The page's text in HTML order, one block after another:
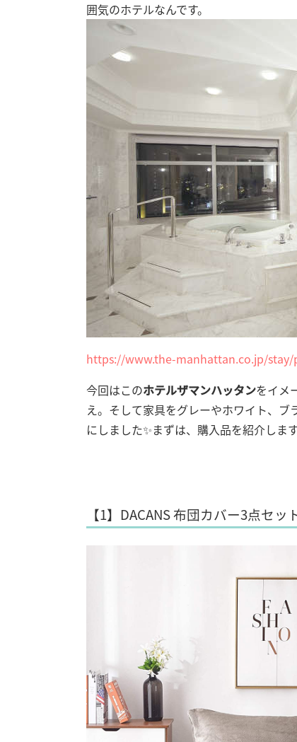
囲気のホテルなんです。
https://www.the-manhattan.co.jp/
今回はこのホテルザマンハッタンをイメ
え。そして家具をグレーやホワイト、
にしました✨まずは、購入品を紹介します
【1】DACANS 布団カバー3点セ